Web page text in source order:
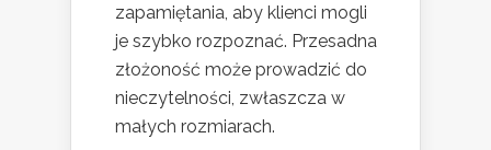
zapamiętania, aby klienci mogli
je szybko rozpoznać. Przesadna
złożoność może prowadzić do
nieczytelności, zwłaszcza w
małych rozmiarach.